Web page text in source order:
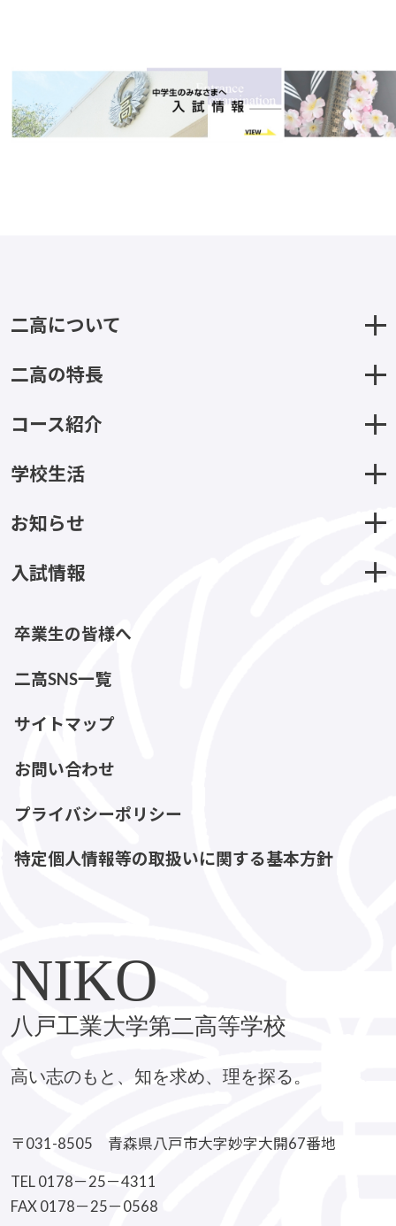
二高について
二高の特長
コース紹介
学校生活
お知らせ
入試情報
卒業生の皆様へ
二高SNS一覧
サイトマップ
お問い合わせ
プライバシーポリシー
特定個人情報等の取扱いに関する基本方針
NIKO
八戸工業大学第二高等学校
高い志のもと、知を求め、理を探る。
〒031-8505 青森県八戸市大字妙字大開67番地
TEL 0178－25－4311
FAX 0178－25－0568